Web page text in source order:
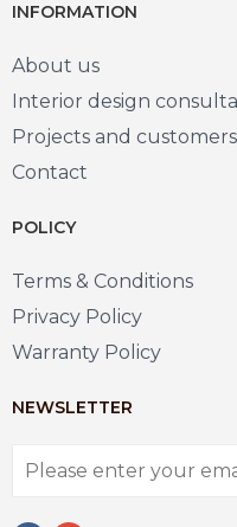
INFORMATION
About us
Interior design
Projects and customers
Contact
POLICY
Terms & Conditions
Privacy Policy
Warranty Policy
NEWSLETTER